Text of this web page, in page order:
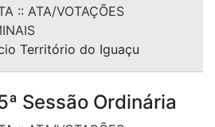
:: ATA/VOTAÇÕES
Território do Iguaçu
Sessão Ordinária